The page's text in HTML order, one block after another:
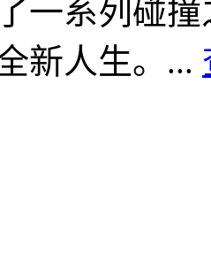
一系列碰
新人生。...